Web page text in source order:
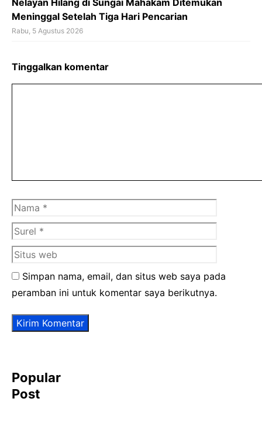
Nelayan Hilang di Sungai Mahakam Ditemukan
Meninggal Setelah Tiga Hari Pencarian
Rabu, 5 Agustus 2026
Tinggalkan komentar
Nama
web
Simpan nama, email, dan situs web saya pada
peramban ini untuk komentar saya berikutnya.
Popular
Post